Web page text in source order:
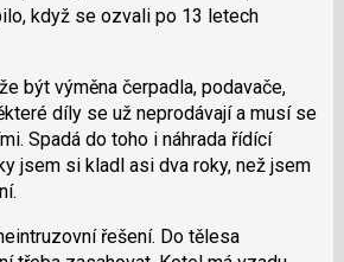
když se ozvali po 13 letech
být výměna čerpadla, podavače,
díly se už neprodávají a musí se
Spadá do toho i náhrada řídící
jsem si kladl asi dva roky, než jsem
řešení. Do tělesa